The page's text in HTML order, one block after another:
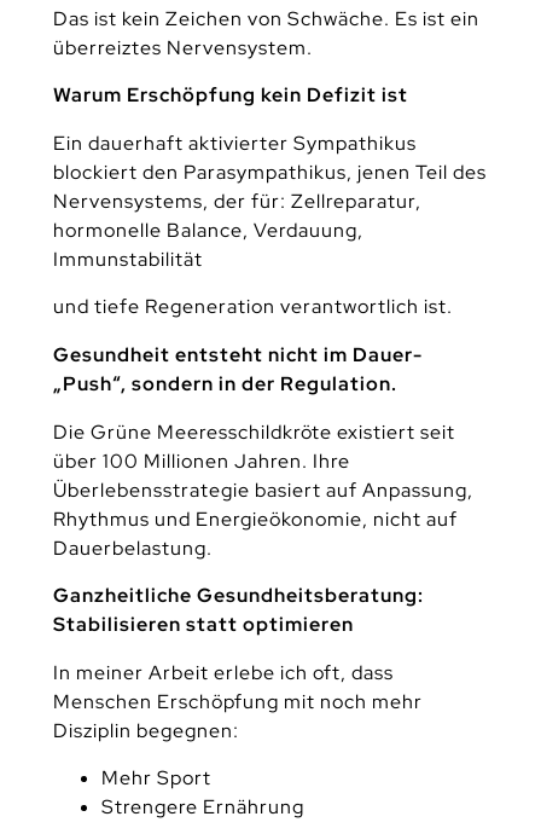
Das ist kein Zeichen von Schwäche. Es ist ein
überreiztes Nervensystem.
Warum Erschöpfung kein Defizit ist
Ein dauerhaft aktivierter Sympathikus
blockiert den Parasympathikus, jenen Teil des
Nervensystems, der für: Zellreparatur,
hormonelle Balance, Verdauung,
Immunstabilität
und tiefe Regeneration verantwortlich ist.
Gesundheit entsteht nicht im Dauer-
„Push“, sondern in der Regulation.
Die Grüne Meeresschildkröte existiert seit
über 100 Millionen Jahren. Ihre
Überlebensstrategie basiert auf Anpassung,
Rhythmus und Energieökonomie, nicht auf
Dauerbelastung.
Ganzheitliche Gesundheitsberatung:
Stabilisieren statt optimieren
In meiner Arbeit erlebe ich oft, dass
Menschen Erschöpfung mit noch mehr
Disziplin begegnen:
Mehr Sport
Strengere Ernährung